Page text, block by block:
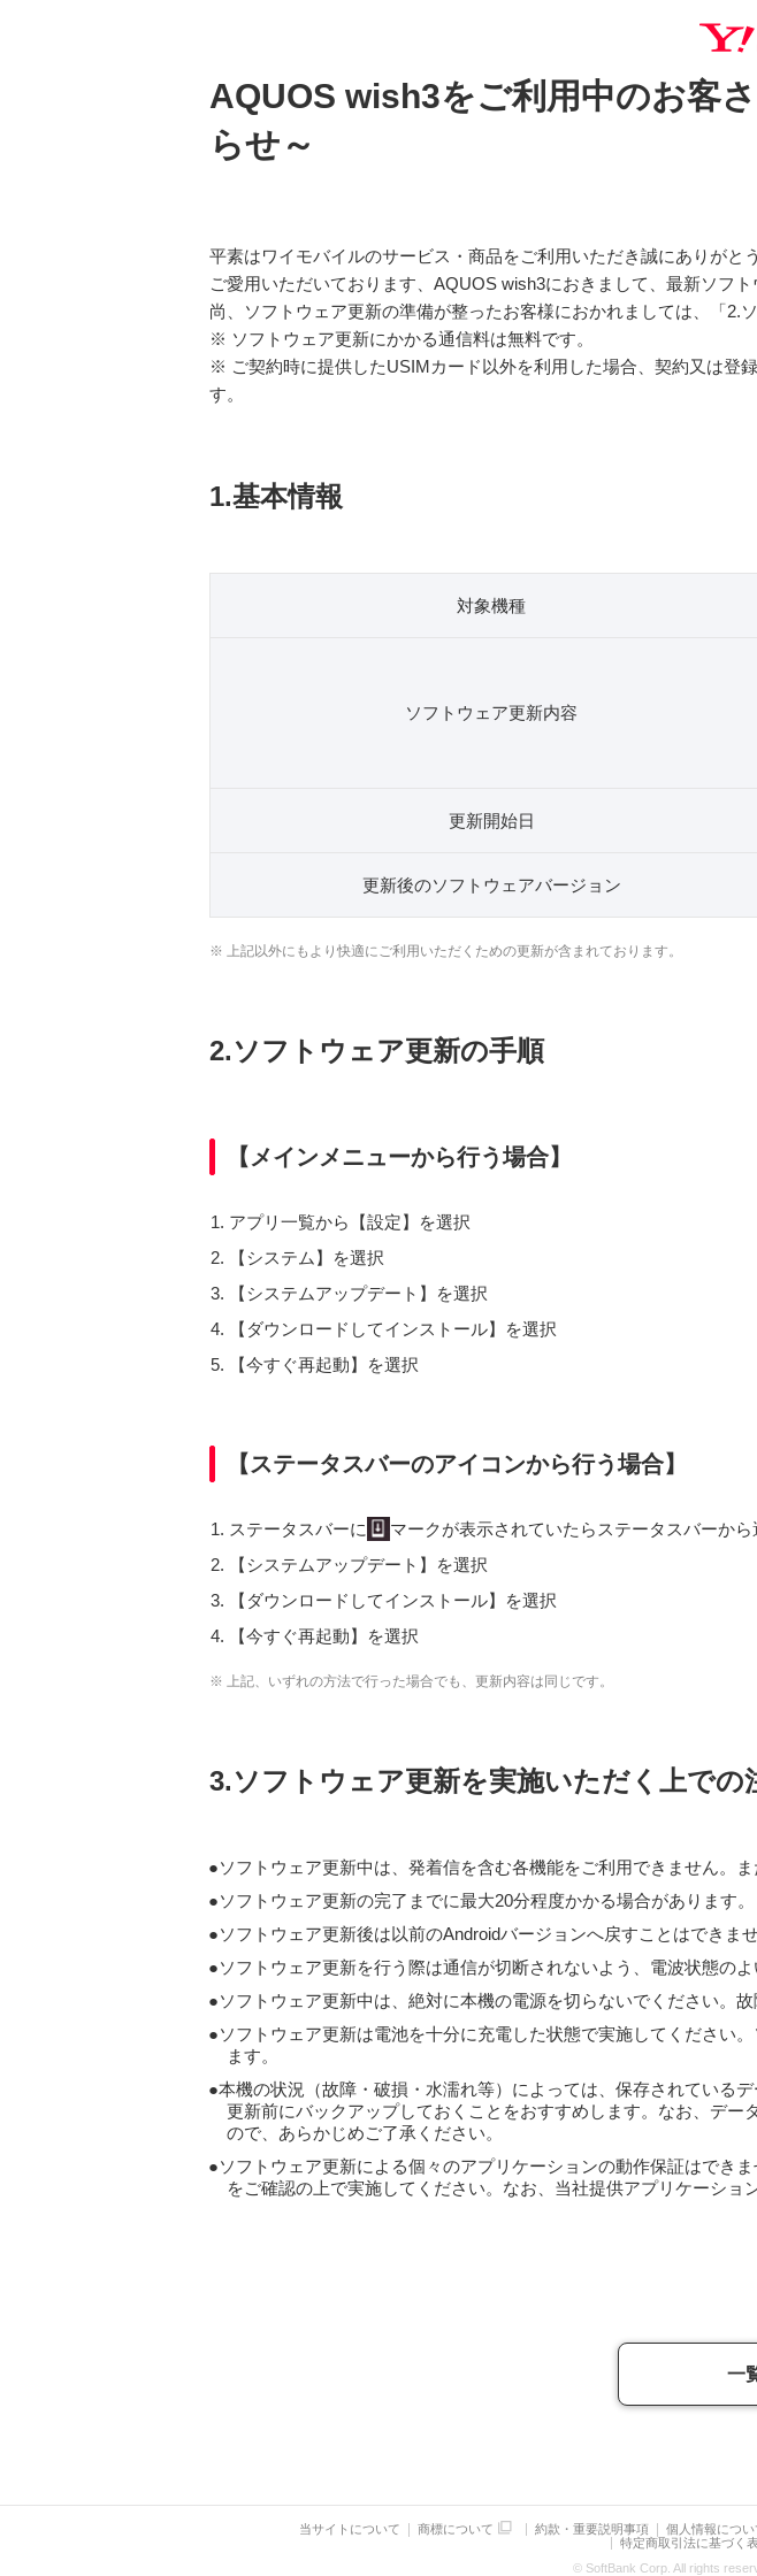
AQUOS wish3をご利用中のお客
らせ～
平素はワイモバイルのサービス・商品をご利用いただき誠にありがと
ご愛用いただいております、AQUOS wish3におきまして、最新ソフ
尚、ソフトウェア更新の準備が整ったお客様におかれましては、「2.
※ ソフトウェア更新にかかる通信料は無料です。
※ ご契約時に提供したUSIMカード以外を利用した場合、契約又は登
す。
1.基本情報
対象機種
ソフトウェア更新内容
更新開始日
更新後のソフトウェアバージョン
※ 上記以外にもより快適にご利用いただくための更新が含まれております。
2.ソフトウェア更新の手順
【メインメニューから行う場合】
アプリ一覧から【設定】を選択
【システム】を選択
【システムアップデート】を選択
【ダウンロードしてインストール】を選択
【今すぐ再起動】を選択
【ステータスバーのアイコンから行う場合】
ステータスバーに
マークが表示されていたらステータスバーから
【システムアップデート】を選択
【ダウンロードしてインストール】を選択
【今すぐ再起動】を選択
※ 上記、いずれの方法で行った場合でも、更新内容は同じです。
3.ソフトウェア更新を実施いただく上での
ソフトウェア更新中は、発着信を含む各機能をご利用できません。
ソフトウェア更新の完了までに最大20分程度かかる場合があります。
ソフトウェア更新後は以前のAndroidバージョンへ戻すことはできませ
ソフトウェア更新を行う際は通信が切断されないよう、電波状態の
ソフトウェア更新中は、絶対に本機の電源を切らないでください。故
ソフトウェア更新は電池を十分に充電した状態で実施してください
ます。
本機の状況（故障・破損・水濡れ等）によっては、保存されている
更新前にバックアップしておくことをおすすめします。なお、デ
ので、あらかじめご了承ください。
ソフトウェア更新による個々のアプリケーションの動作保証はでき
をご確認の上で実施してください。なお、当社提供アプリケーショ
一
当サイトについて 商標について 約款・重要説明事項 個人情報につい
特定商取引法に基づく
© SoftBank Corp. All rights